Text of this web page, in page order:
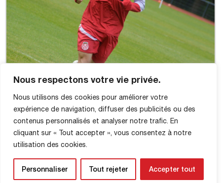
Nous respectons votre vie privée.
Nous utilisons des cookies pour améliorer votre
expérience de navigation, diffuser des publicités ou des
contenus personnalisés et analyser notre trafic. En
cliquant sur « Tout accepter », vous consentez à notre
utilisation des cookies.
Personnaliser Tout rejeter Accepter tout